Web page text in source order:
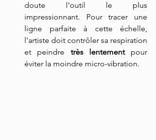
doute l'outil le plus
impressionnant. Pour tracer une
ligne parfaite à cette échelle,
l'artiste doit contrôler sa respiration
et peindre très lentement pour
éviter la moindre micro-vibration.